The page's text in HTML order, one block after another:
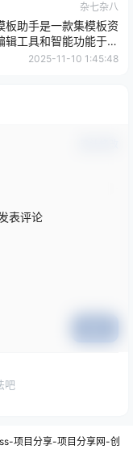
杂七杂八
板助手是一款集模板资
辑工具和智能功能于一
体的PPT辅助应用
2025-11-10 1:45:48
表评论
吧
项目分享-项目分享网-创